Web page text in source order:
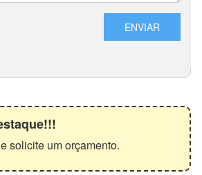
solicite um orçamento.